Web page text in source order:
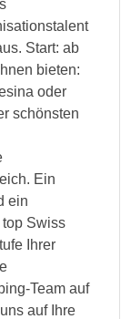
Start: ab
bieten:
oder
schönsten
Ein
ein
Swiss
Ihrer
Team auf
auf Ihre